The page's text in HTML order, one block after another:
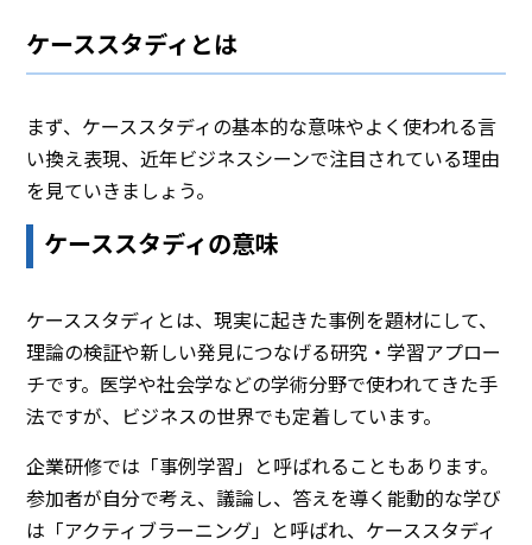
ケーススタディとは
まず、ケーススタディの基本的な意味やよく使われる言
い換え表現、近年ビジネスシーンで注目されている理由
を見ていきましょう。
ケーススタディの意味
ケーススタディとは、現実に起きた事例を題材にして、
理論の検証や新しい発見につなげる研究・学習アプロー
チです。医学や社会学などの学術分野で使われてきた手
法ですが、ビジネスの世界でも定着しています。
企業研修では「事例学習」と呼ばれることもあります。
参加者が自分で考え、議論し、答えを導く能動的な学び
は「アクティブラーニング」と呼ばれ、ケーススタディ